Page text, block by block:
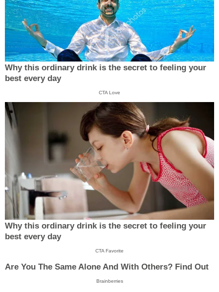
Why this ordinary drink is the secret to feeling your
best every day
CTA Love
Why this ordinary drink is the secret to feeling your
best every day
CTA Favorite
Are You The Same Alone And With Others? Find Out
Brainberries